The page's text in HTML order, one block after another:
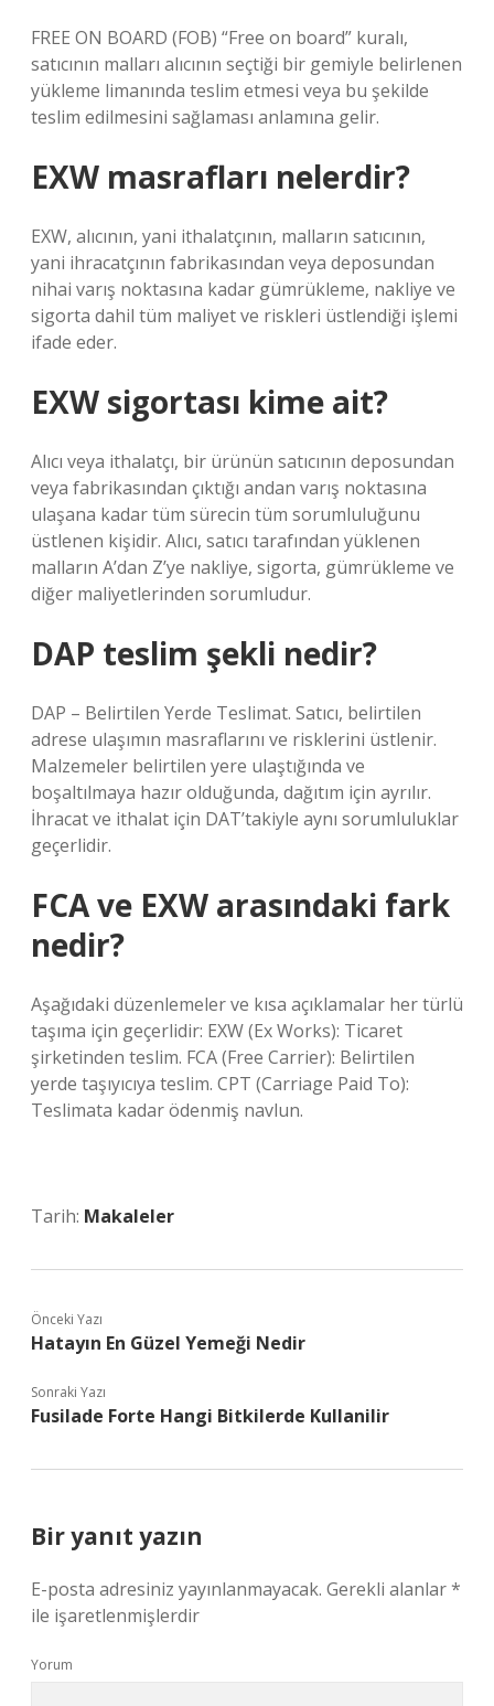
FREE ON BOARD (FOB) “Free on board” kuralı,
satıcının malları alıcının seçtiği bir gemiyle belirlenen
yükleme limanında teslim etmesi veya bu şekilde
teslim edilmesini sağlaması anlamına gelir.
EXW masrafları nelerdir?
EXW, alıcının, yani ithalatçının, malların satıcının,
yani ihracatçının fabrikasından veya deposundan
nihai varış noktasına kadar gümrükleme, nakliye ve
sigorta dahil tüm maliyet ve riskleri üstlendiği işlemi
ifade eder.
EXW sigortası kime ait?
Alıcı veya ithalatçı, bir ürünün satıcının deposundan
veya fabrikasından çıktığı andan varış noktasına
ulaşana kadar tüm sürecin tüm sorumluluğunu
üstlenen kişidir. Alıcı, satıcı tarafından yüklenen
malların A’dan Z’ye nakliye, sigorta, gümrükleme ve
diğer maliyetlerinden sorumludur.
DAP teslim şekli nedir?
DAP – Belirtilen Yerde Teslimat. Satıcı, belirtilen
adrese ulaşımın masraflarını ve risklerini üstlenir.
Malzemeler belirtilen yere ulaştığında ve
boşaltılmaya hazır olduğunda, dağıtım için ayrılır.
İhracat ve ithalat için DAT’takiyle aynı sorumluluklar
geçerlidir.
FCA ve EXW arasındaki fark
nedir?
Aşağıdaki düzenlemeler ve kısa açıklamalar her türlü
taşıma için geçerlidir: EXW (Ex Works): Ticaret
şirketinden teslim. FCA (Free Carrier): Belirtilen
yerde taşıyıcıya teslim. CPT (Carriage Paid To):
Teslimata kadar ödenmiş navlun.
Tarih: Makaleler
Önceki Yazı
Hatayın En Güzel Yemeği Nedir
Sonraki Yazı
Fusilade Forte Hangi Bitkilerde Kullanilir
Bir yanıt yazın
E-posta adresiniz yayınlanmayacak. Gerekli alanlar*
ile işaretlenmişlerdir
Yorum